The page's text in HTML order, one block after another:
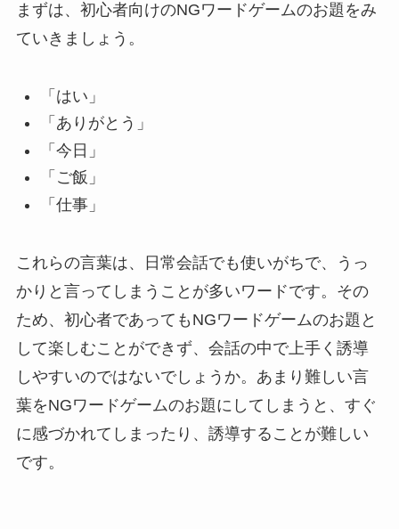
まずは、初心者向けのNGワードゲームのお題をみ
ていきましょう。
「はい」
「ありがとう」
「今日」
「ご飯」
「仕事」
これらの言葉は、日常会話でも使いがちで、うっ
かりと言ってしまうことが多いワードです。その
ため、初心者であってもNGワードゲームのお題と
して楽しむことができず、会話の中で上手く誘導
しやすいのではないでしょうか。あまり難しい言
葉をNGワードゲームのお題にしてしまうと、すぐ
に感づかれてしまったり、誘導することが難しい
です。